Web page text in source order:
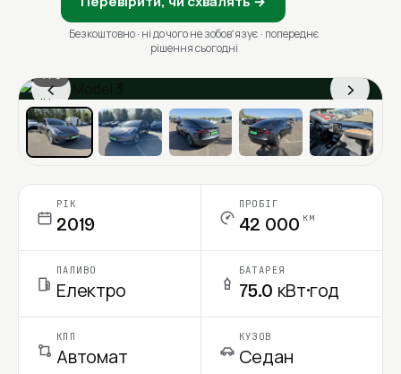
Безкоштовно · ні до чого не зобовʼязує · попереднє
рішення сьогодні
‹ ›
1 / 6
Ціна в місяць
РІК
2019
ПРОБІГ
42 000 км
ПАЛИВО
Електро
БАТАРЕЯ
75.0 кВт·год
КПП
Автомат
КУЗОВ
Седан